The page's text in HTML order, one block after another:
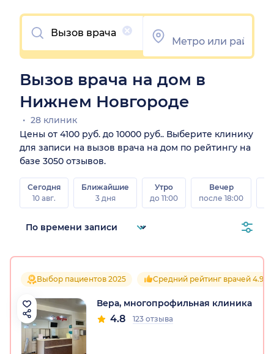
Очистить
Вызов врача на дом в
Нижнем Новгороде
28 клиник
Цены от 4100 руб. до 10000 руб.. Выберите клинику
для записи на вызов врача на дом по рейтингу на
базе 3050 отзывов.
Сегодня
10 авг.
Ближайшие
3 дня
Утро
до 11:00
Вечер
после 18:00
Выбор пациентов 2025 Средний рейтинг врачей 4.9
Вера, многопрофильная клиника
4.8 123 отзыва